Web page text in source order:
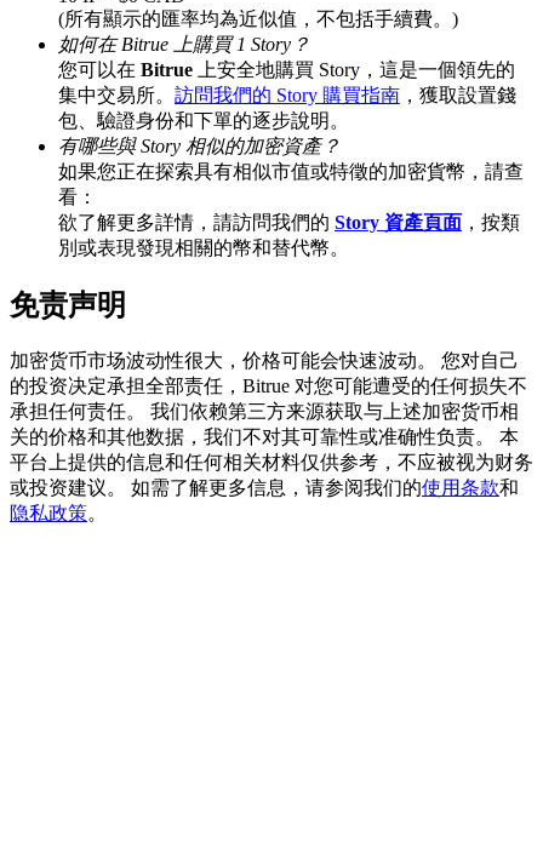
邀请好友
邀請朋友獲得現金獎勵
充值CASHCAT & 赢取
充值CASHCAT & 赢取
(所有顯示的匯率均為近似值，不包括手續費。)
如何在 Bitrue 上購買 1 Story？
您可以在 Bitrue 上安全地購買 Story，這是一個領先的
集中交易所。 訪問我們的 Story 購買指南 ，獲取設置錢
包、驗證身份和下單的逐步說明。
有哪些與 Story 相似的加密資產？
如果您正在探索具有相似市值或特徵的加密貨幣，請查
看：
欲了解更多詳情，請訪問我們的 Story 資產頁面 ，按類
別或表現發現相關的幣和替代幣。
免责声明
加密货币市场波动性很大，价格可能会快速波动。 您对自己
的投资决定承担全部责任，Bitrue 对您可能遭受的任何损失不
承担任何责任。 我们依赖第三方来源获取与上述加密货币相
关的价格和其他数据，我们不对其可靠性或准确性负责。 本
平台上提供的信息和任何相关材料仅供参考，不应被视为财务
或投资建议。 如需了解更多信息，请参阅我们的使用条款和
隐私政策。